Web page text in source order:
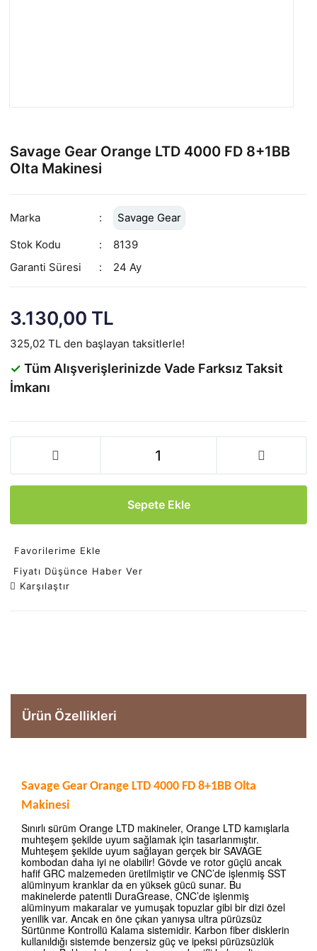
Savage Gear Orange LTD 4000 FD 8+1BB
Olta Makinesi
Marka
Savage Gear
Stok Kodu
8139
Garanti Süresi
24 Ay
3.130,00 TL
325,02 TL den başlayan taksitlerle!
✓ Tüm Alışverişlerinizde Vade Farksız Taksit
İmkanı
Sepete Ekle
Favorilerime Ekle
Fiyatı Düşünce Haber Ver
Karşılaştır
Ürün Özellikleri
Savage Gear Orange LTD 4000 FD 8+1BB Olta
Makinesi
Sınırlı sürüm Orange LTD makineler, Orange LTD kamışlarla
muhteşem şekilde uyum sağlamak için tasarlanmıştır.
Muhteşem şekilde uyum sağlayan gerçek bir SAVAGE
kombodan daha iyi ne olabilir! Gövde ve rotor güçlü ancak
hafif GRC malzemeden üretilmiştir ve CNC’de işlenmiş SST
alüminyum kranklar da en yüksek gücü sunar. Bu
makinelerde patentli DuraGrease, CNC’de işlenmiş
alüminyum makaralar ve yumuşak topuzlar gibi bir dizi özel
yenilik var. Ancak en öne çıkan yanıysa ultra pürüzsüz
Sürtünme Kontrollü Kalama sistemidir. Karbon fiber disklerin
kullanıldığı sistemde benzersiz güç ve ipeksi pürüzsüzlük